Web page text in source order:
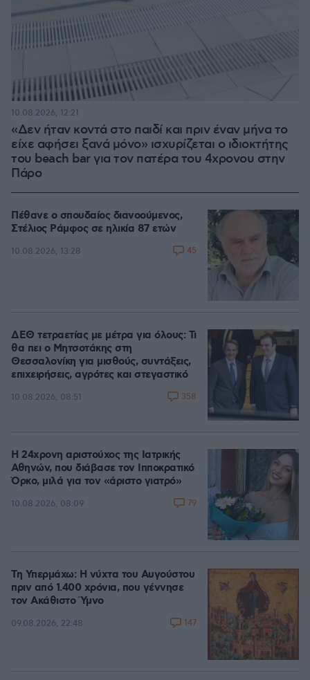
«Δεν ήταν κοντά στο παιδί και πριν έναν μήνα το
είχε αφήσει ξανά μόνο» ισχυρίζεται ο ιδιοκτήτης
του beach bar για τον πατέρα του 4χρονου στην
Πάρο
10.08.2026, 12:21
Πέθανε ο σπουδαίος διανοούμενος,
Στέλιος Ράμφος σε ηλικία 87 ετών
10.08.2026, 13:28 45
ΔΕΘ τετραετίας με μέτρα για όλους: Τι
θα πει ο Μητσοτάκης στη
Θεσσαλονίκη για μισθούς, συντάξεις,
επιχειρήσεις, αγρότες και στεγαστικό
10.08.2026, 08:51 358
Η 24χρονη αριστούχος της Ιατρικής
Αθηνών, που διάβασε τον Ιπποκρατικό
Όρκο, μιλά για τον «άριστο γιατρό»
10.08.2026, 08:09 79
Τη Υπερμάχω: Η νύχτα του Αυγούστου
πριν από 1.400 χρόνια, που γέννησε
τον Ακάθιστο Ύμνο
09.08.2026, 22:48 147